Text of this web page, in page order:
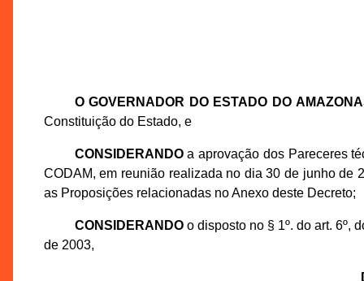
O GOVERNADOR DO ESTADO DO
Constituição do Estado, e
CONSIDERANDOa aprovação dos Pareceres
CODAM, em reunião realizada no dia 30 de junho de
as Proposições relacionadas no Anexo deste Decreto;
CONSIDERANDOo disposto no § 1º. do art. 6º,
de 2003,